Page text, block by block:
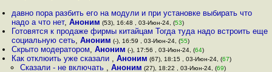
давно пора разбить его на модули и при установке выбирать что
надо а что нет,Аноним (53), 16:48 , 03-Июн-24, (53)
Готовятся к продаже фирмы китайцам Тогда туда надо встроить еще
социальную сеть,Аноним (-), 16:59 , 03-Июн-24, (55)
Скрыто модератором,Аноним (-), 17:56 , 03-Июн-24, (64)
Как отклюить уже сказали ,Аноним (67), 18:15 , 03-Июн-24, (67)
Сказали - не включать , Аноним (27), 18:22 , 03-Июн-24, (69)